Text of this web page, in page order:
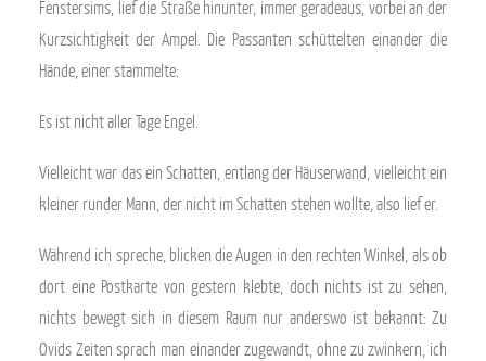
Fenstersims, lief die Straße hinunter, immer geradeaus, vorbei an der
Kurzsichtigkeit der Ampel. Die Passanten schüttelten einander die
Hände, einer stammelte:
Es ist nicht aller Tage Engel.
Vielleicht war das ein Schatten, entlang der Häuserwand, vielleicht ein
kleiner runder Mann, der nicht im Schatten stehen wollte, also lief er.
Während ich spreche, blicken die Augen in den rechten Winkel, als ob
dort eine Postkarte von gestern klebte, doch nichts ist zu sehen,
nichts bewegt sich in diesem Raum nur anderswo ist bekannt: Zu
Ovids Zeiten sprach man einander zugewandt, ohne zu zwinkern, ich